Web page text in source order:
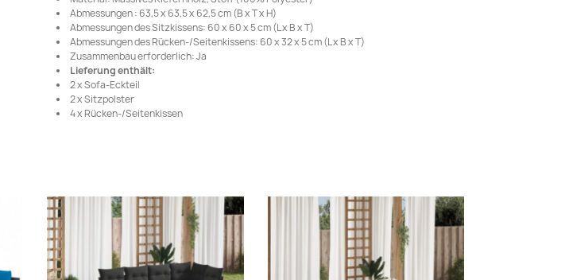
Abmessungen : 63,5 x 63,5 x 62,5 cm (B x T x H)
Abmessungen des Sitzkissens: 60 x 60 x 5 cm (L x B x T)
Abmessungen des Rücken-/Seitenkissens: 60 x 32 x 5 cm (L x B x T)
Zusammenbau erforderlich: Ja
Lieferung enthält:
2 x Sofa-Eckteil
2 x Sitzpolster
4 x Rücken-/Seitenkissen